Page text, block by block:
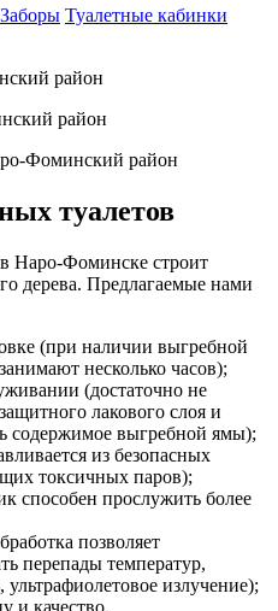
Заборы Туалетные кабинки
туалетов
Фоминске строит
дерева. Предлагаемые нами
(при наличии выгребной
несколько часов);
(достаточно не
лакового слоя и
содержимое выгребной ямы);
из безопасных
токсичных паров);
способен прослужить более
позволяет
перепады температур,
излучение);
и качество.